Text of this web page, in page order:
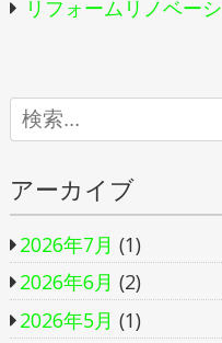
リフォームリノベー
アーカイブ
2026年7月 (1)
2026年6月 (2)
2026年5月 (1)